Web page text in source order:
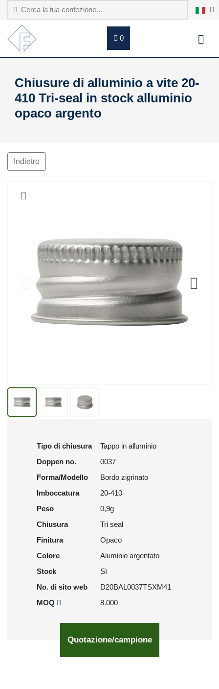
0
Chiusure di alluminio a vite 20-
410 Tri-seal in stock alluminio
opaco argento
Indietro
Tipo di chiusura
Tappo in alluminio
Doppen no.
0037
Forma/Modello
Bordo zigrinato
Imboccatura
20-410
Peso
0,9g
Chiusura
Tri seal
Finitura
Opaco
Colore
Aluminio argentato
Stock
Sì
No. di sito web
D20BAL0037TSXM41
MOQ
8.000
Quotazione/campione